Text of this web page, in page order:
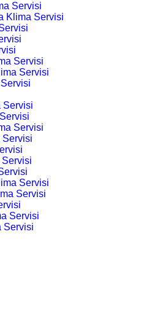
Servisi
Klima Servisi
Servisi
Servisi
Servisi
Servisi
Servisi
Servisi
Servisi
Servisi
Servisi
Servisi